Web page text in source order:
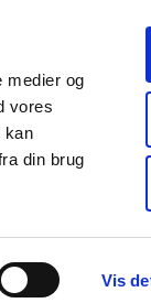
medier og
vores
kan
din brug
Vis